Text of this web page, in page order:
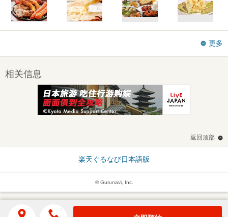
更多
相关信息
返回顶部
楽天ぐるなび日本語版
© Gurunavi, Inc.